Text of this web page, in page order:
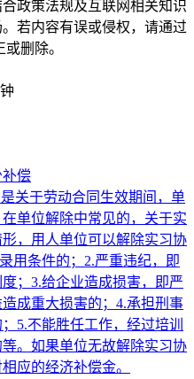
政策法规及互联网相关知识
若内容有误或侵权，请通过
删除。
偿
关于劳动合同生效期间，单
单位解除中常见的，关于实
，用人单位可以解除实习协
用条件的；2.严重违纪，即
；3.给企业造成损害，即严
成重大损害的；4.承担刑事
5.不能胜任工作，经过培训
。如果单位无故解除实习协
应的经济补偿金。